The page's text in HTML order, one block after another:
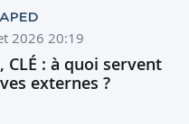
APED
2026 20:19
CLÉ : à quoi servent
externes ?